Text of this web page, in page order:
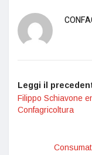
Leggi il
Filippo Schiavone
Confagricoltura